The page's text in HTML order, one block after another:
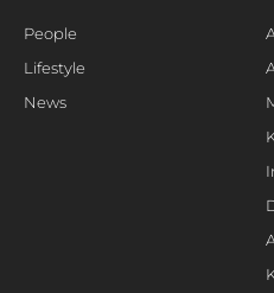
People
Lifestyle
News